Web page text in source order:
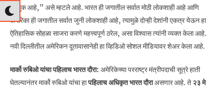
उत्सुक आहे,” असे म्हटले आहे. भारत ही जगातील सर्वात मोठी लोकशाही आहे आणि
अमेरिका ही जगातील सर्वात जुनी लोकशाही आहे, त्यामुळे दोन्ही देशांनी एकत्र येऊन हा
ऐतिहासिक सोहळा साजरा करणे महत्त्वपूर्ण ठरेल, असा विश्वास त्यांनी व्यक्त केला आहे.
नवी दिल्लीतील अमेरिकन दूतावासानेही हा व्हिडिओ सोशल मीडियावर शेअर केला आहे.
मार्को रुबिओ यांचा पहिलाच भारत दौरा: अमेरिकेच्या परराष्ट्र मंत्रीपदाची सूत्रे हाती
घेतल्यानंतर मार्को रुबिओ यांचा हापहिलाच अधिकृत भारत दौराअसणार आहे. ते २३ मे